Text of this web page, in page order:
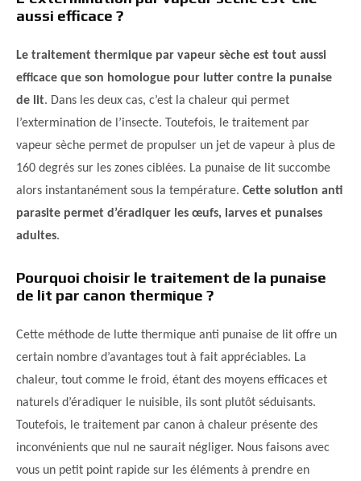
aussi efficace ?
Le traitement thermique par vapeur sèche est tout aussi
efficace que son homologue pour lutter contre la punaise
de lit. Dans les deux cas, c’est la chaleur qui permet
l’extermination de l’insecte. Toutefois, le traitement par
vapeur sèche permet de propulser un jet de vapeur à plus de
160 degrés sur les zones ciblées. La punaise de lit succombe
alors instantanément sous la température. Cette solution anti
parasite permet d’éradiquer les œufs, larves et punaises
adultes.
Pourquoi choisir le traitement de la punaise
de lit par canon thermique ?
Cette méthode de lutte thermique anti punaise de lit offre un
certain nombre d’avantages tout à fait appréciables. La
chaleur, tout comme le froid, étant des moyens efficaces et
naturels d’éradiquer le nuisible, ils sont plutôt séduisants.
Toutefois, le traitement par canon à chaleur présente des
inconvénients que nul ne saurait négliger. Nous faisons avec
vous un petit point rapide sur les éléments à prendre en